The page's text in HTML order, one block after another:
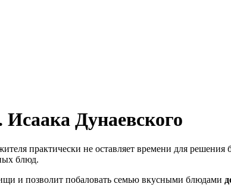
Дунаевского
практически не оставляет времени для
блюд.
и позволит побаловать семью вкусными блюдами